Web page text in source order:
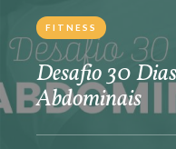
FITNESS
Desafio 30
Abdominais